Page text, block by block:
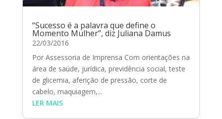
“Sucesso é a palavra que define o
Momento Mulher”, diz Juliana Damus
22/03/2016
Por Assessoria de Imprensa Com orientações na
área de saúde, jurídica, previdência social, teste
de glicemia, aferição de pressão, corte de
cabelo, maquiagem,...
LER MAIS